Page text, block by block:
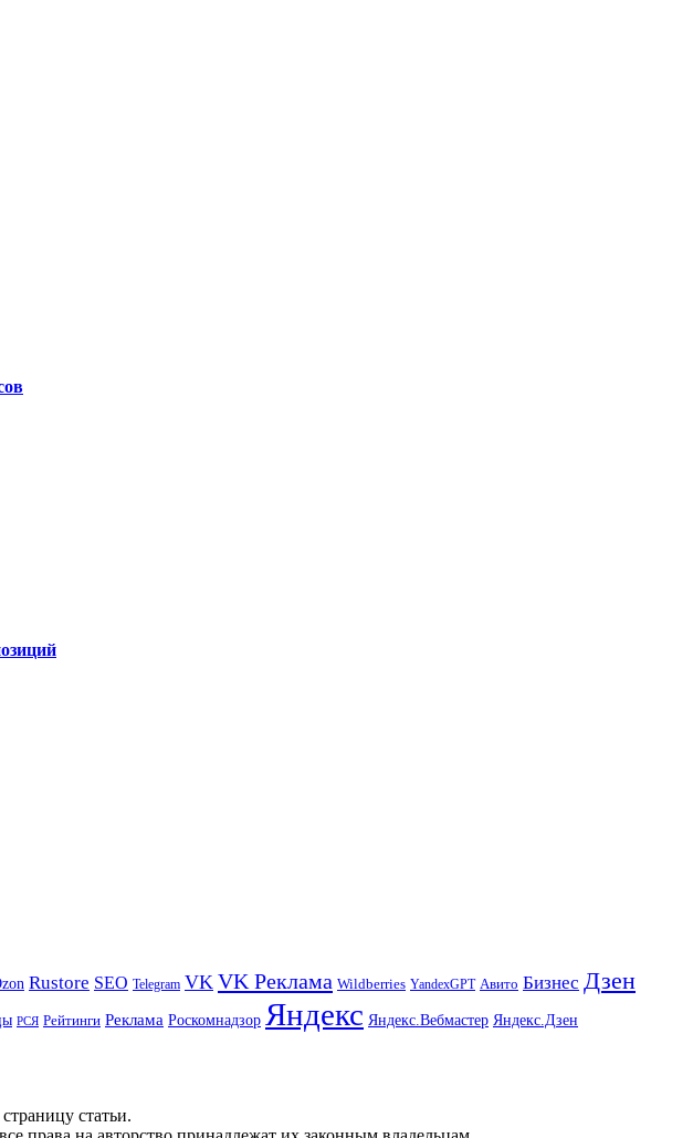
Rustore SEO Telegram VK VK Реклама Wildberries YandexGPT Авито Бизнес Дзен
РСЯ Рейтинги Реклама Роскомнадзор Яндекс Яндекс.Вебмастер Яндекс.Дзен
статьи.